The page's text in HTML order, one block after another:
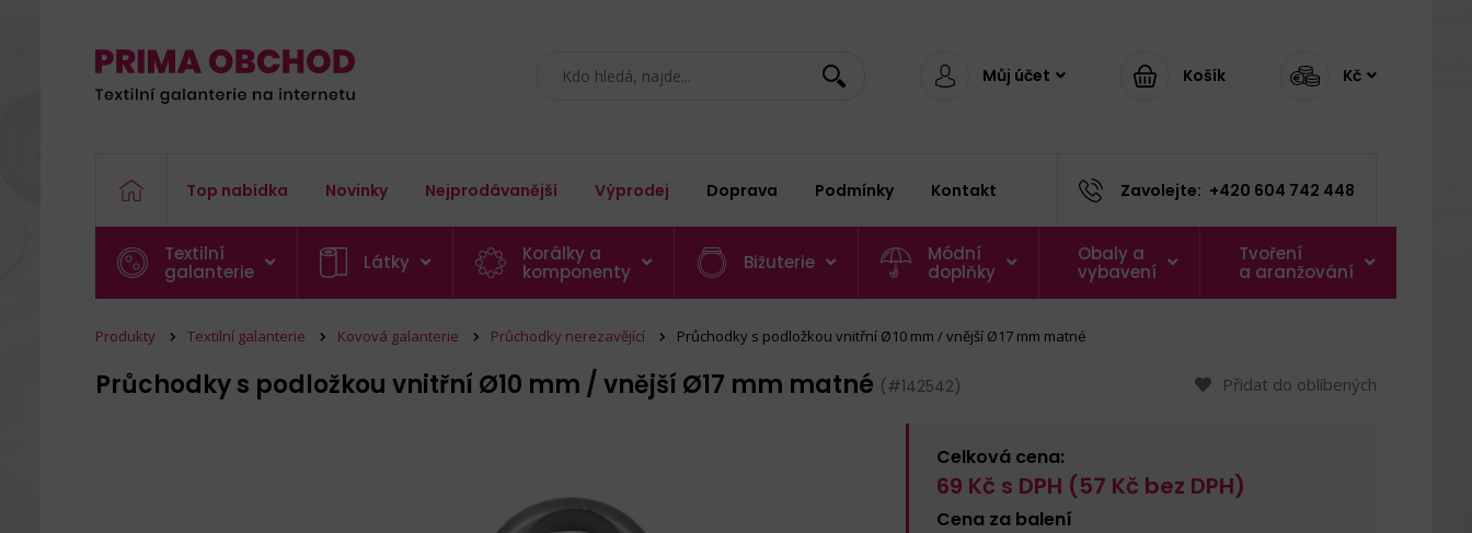
Můj účet Košík Kč
Top nabídka Novinky Nejprodávanější Výprodej Doprava Podmínky Kontakt Zavolejte: +420 604 742 448
Textilní
galanterie
Látky
Korálky a
komponenty
Bižuterie
Módní
doplňky
Obaly a
vybavení
Tvoření
a aranžování
Produkty Textilní galanterie Kovová galanterie Průchodky nerezavějící Průchodky s podložkou vnitřní Ø10 mm / vnější Ø17 mm matné
Průchodky s podložkou vnitřní Ø10 mm / vnější Ø17 mm matné (#142542) Přidat do oblíbených
Celková cena:
69 Kč s DPH (57 Kč bez DPH)
Cena za balení